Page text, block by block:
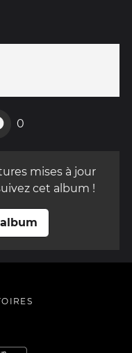
0
mises à jour
cet album !